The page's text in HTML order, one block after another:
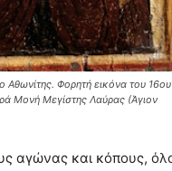
Αθωνίτης. Φορητή εικόνα του 16ου
Μονή Μεγίστης Λαύρας (Άγιον
αγώνας και κόπους,